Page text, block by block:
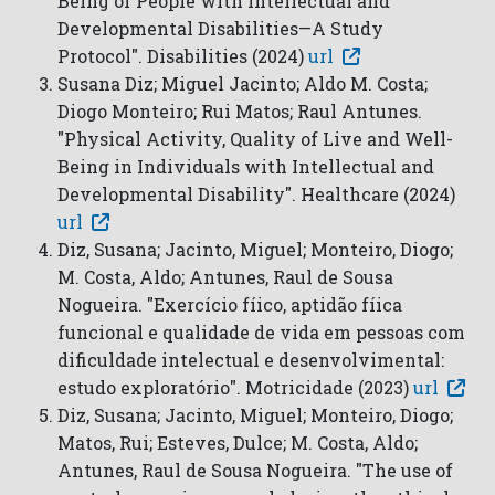
Developmental Disabilities—A Study
Protocol". Disabilities (2024)url
Susana Diz; Miguel Jacinto; Aldo M. Costa;
Diogo Monteiro; Rui Matos; Raul Antunes.
"Physical Activity, Quality of Live and Well-
Being in Individuals with Intellectual and
Developmental Disability". Healthcare (2024)
url
Diz, Susana; Jacinto, Miguel; Monteiro, Diogo;
M. Costa, Aldo; Antunes, Raul de Sousa
Nogueira. "Exercício fíico, aptidão fíica
funcional e qualidade de vida em pessoas com
dificuldade intelectual e desenvolvimental:
estudo exploratório". Motricidade (2023)url
Diz, Susana; Jacinto, Miguel; Monteiro, Diogo;
Matos, Rui; Esteves, Dulce; M. Costa, Aldo;
Antunes, Raul de Sousa Nogueira. "The use of